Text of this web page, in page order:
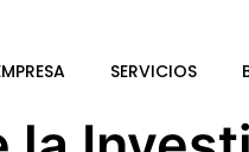
SERVICIOS